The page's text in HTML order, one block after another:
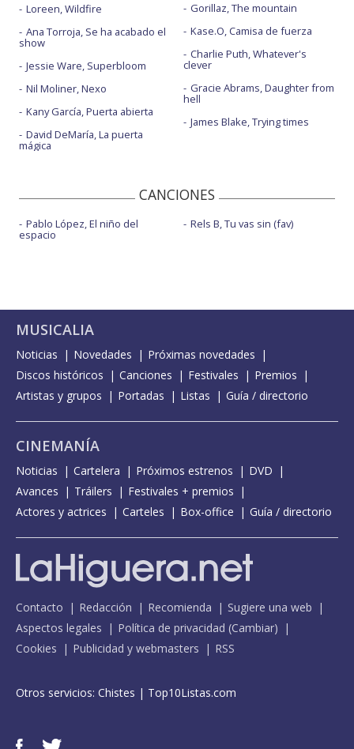
Loreen, Wildfire
Ana Torroja, Se ha acabado el
show
Jessie Ware, Superbloom
Nil Moliner, Nexo
Kany García, Puerta abierta
David DeMaría, La puerta
mágica
Gorillaz, The mountain
Kase.O, Camisa de fuerza
Charlie Puth, Whatever's
clever
Gracie Abrams, Daughter from
hell
James Blake, Trying times
CANCIONES
Pablo López, El niño del
espacio
Rels B, Tu vas sin (fav)
MUSICALIA
Noticias Novedades
Próximas novedades
Discos históricos
Canciones Festivales
Premios
Artistas y grupos
Portadas Listas Guía / directorio
CINEMANÍA
Noticias Cartelera Próximos estrenos
DVD
Avances
Tráilers
Festivales + premios
Actores y actrices
Carteles Box-office Guía / directorio
Contacto Redacción Recomienda
Sugiere una web
Aspectos legales
Política de privacidad (Cambiar)
Cookies
Publicidad y webmasters RSS
Otros servicios: Chistes | Top10Listas.com